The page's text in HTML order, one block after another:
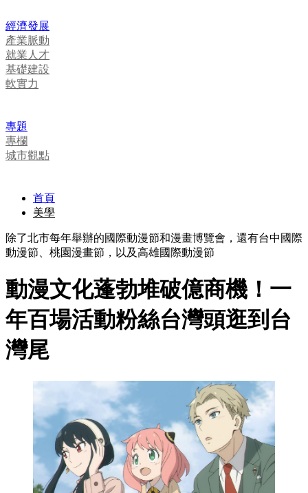
經濟發展
產業脈動
就業人才
基礎建設
軟實力
專題
專欄
城市觀點
首頁
美學
除了北市每年舉辦的國際動漫節和漫畫博覽會，還有台中國際
動漫節、桃園漫畫節，以及高雄國際動漫節
動漫文化蓬勃堆破億商機！一
年百場活動粉絲台灣頭逛到台
灣尾